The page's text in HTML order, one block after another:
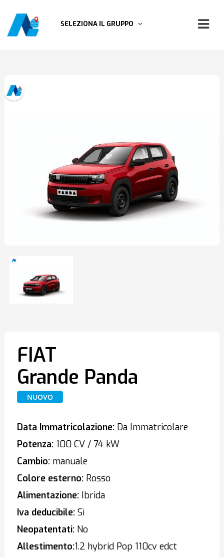
SELEZIONA IL GRUPPO
FIAT
Grande Panda
NUOVO
Data Immatricolazione:Da Immatricolare
Potenza:100 CV / 74 kW
Cambio:manuale
Colore esterno:Rosso
Alimentazione:Ibrida
Iva deducibile:Sì
Neopatentati:No
Allestimento:1.2 hybrid Pop 110cv edct